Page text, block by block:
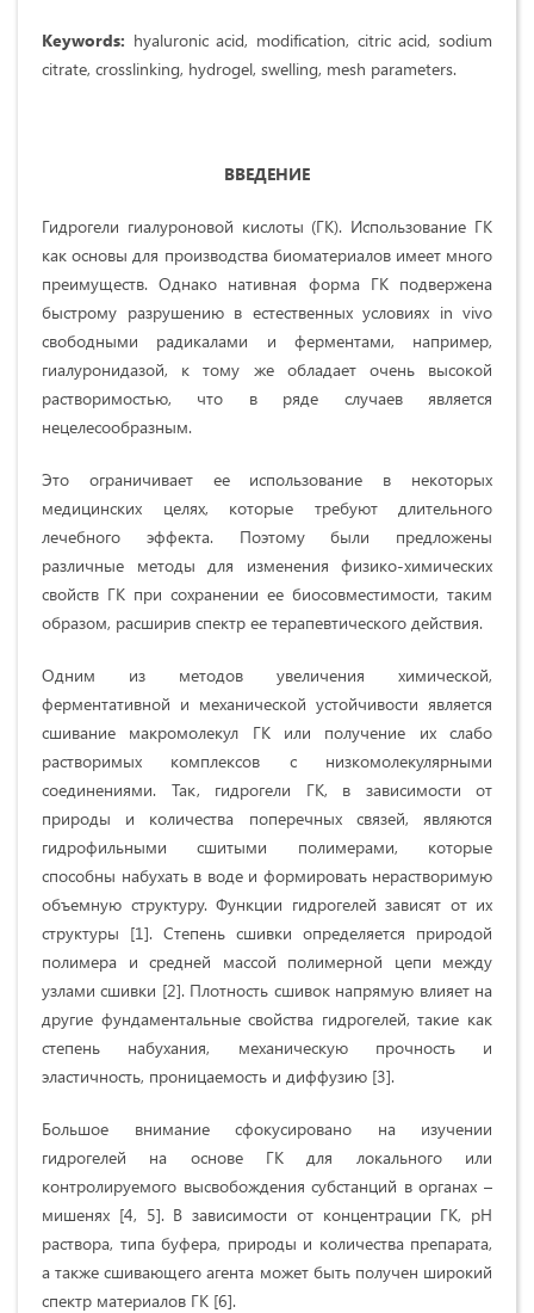
Keywords: hyaluronic acid, modification, citric acid, sodium
citrate, crosslinking, hydrogel, swelling, mesh parameters.
ВВЕДЕНИЕ
Гидрогели гиалуроновой кислоты (ГК). Использование ГК
как основы для производства биоматериалов имеет много
преимуществ. Однако нативная форма ГК подвержена
быстрому разрушению в естественных условиях in vivo
свободными радикалами и ферментами, например,
гиалуронидазой, к тому же обладает очень высокой
растворимостью, что в ряде случаев является
нецелесообразным.
Это ограничивает ее использование в некоторых
медицинских целях, которые требуют длительного
лечебного эффекта. Поэтому были предложены
различные методы для изменения физико-химических
свойств ГК при сохранении ее биосовместимости, таким
образом, расширив спектр ее терапевтического действия.
Одним из методов увеличения химической,
ферментативной и механической устойчивости является
сшивание макромолекул ГК или получение их слабо
растворимых комплексов с низкомолекулярными
соединениями. Так, гидрогели ГК, в зависимости от
природы и количества поперечных связей, являются
гидрофильными сшитыми полимерами, которые
способны набухать в воде и формировать нерастворимую
объемную структуру. Функции гидрогелей зависят от их
структуры [1]. Степень сшивки определяется природой
полимера и средней массой полимерной цепи между
узлами сшивки [2]. Плотность сшивок напрямую влияет на
другие фундаментальные свойства гидрогелей, такие как
степень набухания, механическую прочность и
эластичность, проницаемость и диффузию [3].
Большое внимание сфокусировано на изучении
гидрогелей на основе ГК для локального или
контролируемого высвобождения субстанций в органах –
мишенях [4, 5]. В зависимости от концентрации ГК, рН
раствора, типа буфера, природы и количества препарата,
а также сшивающего агента может быть получен широкий
спектр материалов ГК [6].